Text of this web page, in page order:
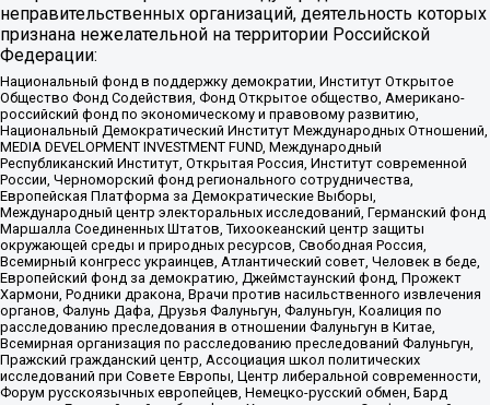
неправительственных организаций, деятельность которых
признана нежелательной на территории Российской
Федерации:
Национальный фонд в поддержку демократии, Институт Открытое
Общество Фонд Содействия, Фонд Открытое общество, Американо-
российский фонд по экономическому и правовому развитию,
Национальный Демократический Институт Международных Отношений,
MEDIA DEVELOPMENT INVESTMENT FUND, Международный
Республиканский Институт, Открытая Россия, Институт современной
России, Черноморский фонд регионального сотрудничества,
Европейская Платформа за Демократические Выборы,
Международный центр электоральных исследований, Германский фонд
Маршалла Соединенных Штатов, Тихоокеанский центр защиты
окружающей среды и природных ресурсов, Свободная Россия,
Всемирный конгресс украинцев, Атлантический совет, Человек в беде,
Европейский фонд за демократию, Джеймстаунский фонд, Прожект
Хармони, Родники дракона, Врачи против насильственного извлечения
органов, Фалунь Дафа, Друзья Фалуньгун, Фалуньгун, Коалиция по
расследованию преследования в отношении Фалуньгун в Китае,
Всемирная организация по расследованию преследований Фалуньгун,
Пражский гражданский центр, Ассоциация школ политических
исследований при Совете Европы, Центр либеральной современности,
Форум русскоязычных европейцев, Немецко-русский обмен, Бард